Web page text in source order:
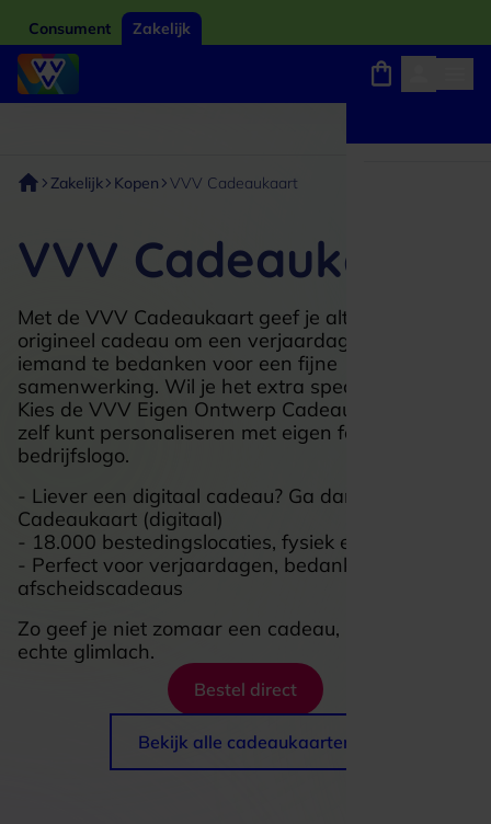
Consument Zakelijk
Zakelijk Kopen VVV Cadeaukaart
VVV Cadeaukaart
Met de VVV Cadeaukaart geef je altijd een
origineel cadeau om een verjaardag te vieren of
iemand te bedanken voor een fijne
samenwerking. Wil je het extra speciaal maken?
Kies de VVV Eigen Ontwerp Cadeaukaart die je
zelf kunt personaliseren met eigen foto en
bedrijfslogo.
- Liever een digitaal cadeau? Ga dan voor VVV
Cadeaukaart (digitaal)
- 18.000 bestedingslocaties, fysiek en online
- Perfect voor verjaardagen, bedankjes of
afscheidscadeaus
Zo geef je niet zomaar een cadeau, maar een
echte glimlach.
Bestel direct
Bekijk alle cadeaukaarten